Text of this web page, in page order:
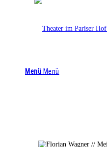
Menü Menü